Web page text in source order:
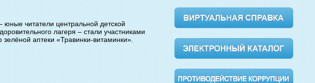
юные читатели центральной детской
лагеря – стали участниками
аптеки «Травинки-витаминки».